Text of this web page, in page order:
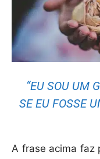
“EU SOU UM
SE EU FOSSE
A frase acima faz